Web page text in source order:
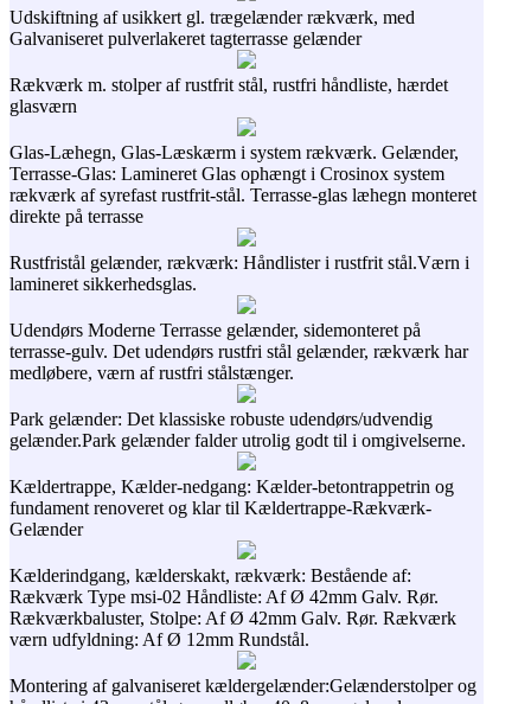
Udskiftning af usikkert gl. trægelænder rækværk, med
Galvaniseret pulverlakeret tagterrasse gelænder
Rækværk m. stolper af rustfrit stål, rustfri håndliste, hærdet
glasværn
Glas-Læhegn, Glas-Læskærm i system rækværk. Gelænder,
Terrasse-Glas: Lamineret Glas ophængt i Crosinox system
rækværk af syrefast rustfrit-stål. Terrasse-glas læhegn monteret
direkte på terrasse
Rustfristål gelænder, rækværk: Håndlister i rustfrit stål.Værn i
lamineret sikkerhedsglas.
Udendørs Moderne Terrasse gelænder, sidemonteret på
terrasse-gulv. Det udendørs rustfri stål gelænder, rækværk har
medløbere, værn af rustfri stålstænger.
Park gelænder: Det klassiske robuste udendørs/udvendig
gelænder.Park gelænder falder utrolig godt til i omgivelserne.
Kældertrappe, Kælder-nedgang: Kælder-betontrappetrin og
fundament renoveret og klar til Kældertrappe-Rækværk-
Gelænder
Kælderindgang, kælderskakt, rækværk: Bestående af:
Rækværk Type msi-02 Håndliste: Af Ø 42mm Galv. Rør.
Rækværkbaluster, Stolpe: Af Ø 42mm Galv. Rør. Rækværk
værn udfyldning: Af Ø 12mm Rundstål.
Montering af galvaniseret kældergelænder:Gelænderstolper og